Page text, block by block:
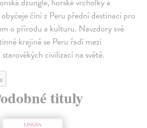
činí z Peru přední destinaci pro
o přírodu a kulturu. Navzdory své
krajině se Peru řadí mezi
civilizací na světě.
tituly